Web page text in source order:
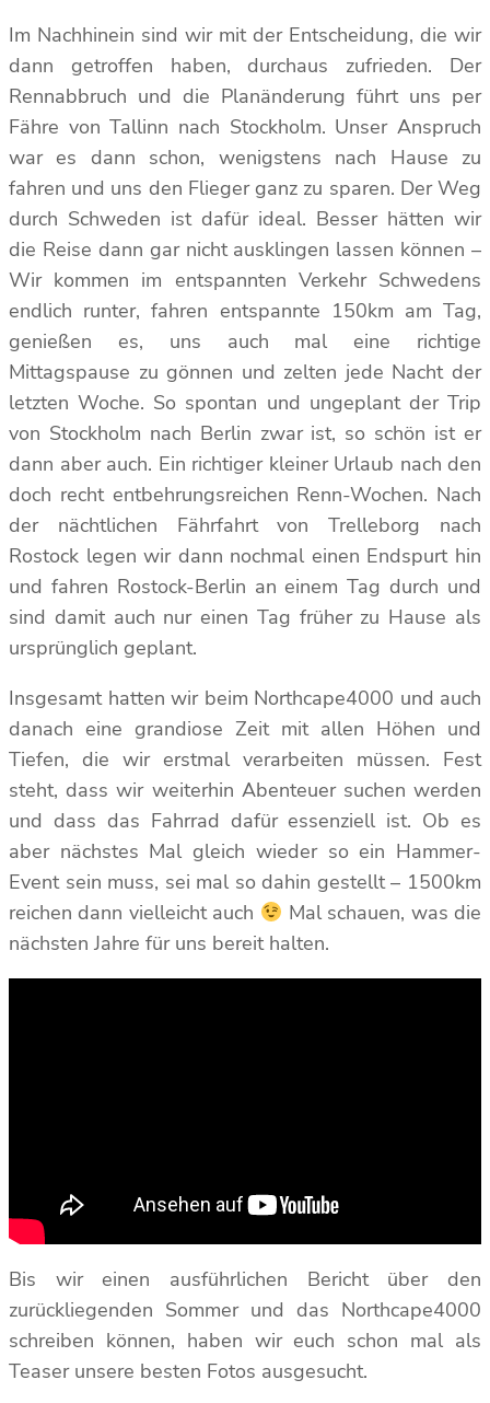
Im Nachhinein sind wir mit der Entscheidung, die wir
dann getroffen haben, durchaus zufrieden. Der
Rennabbruch und die Planänderung führt uns per
Fähre von Tallinn nach Stockholm. Unser Anspruch
war es dann schon, wenigstens nach Hause zu
fahren und uns den Flieger ganz zu sparen. Der Weg
durch Schweden ist dafür ideal. Besser hätten wir
die Reise dann gar nicht ausklingen lassen können –
Wir kommen im entspannten Verkehr Schwedens
endlich runter, fahren entspannte 150km am Tag,
genießen es, uns auch mal eine richtige
Mittagspause zu gönnen und zelten jede Nacht der
letzten Woche. So spontan und ungeplant der Trip
von Stockholm nach Berlin zwar ist, so schön ist er
dann aber auch. Ein richtiger kleiner Urlaub nach den
doch recht entbehrungsreichen Renn-Wochen. Nach
der nächtlichen Fährfahrt von Trelleborg nach
Rostock legen wir dann nochmal einen Endspurt hin
und fahren Rostock-Berlin an einem Tag durch und
sind damit auch nur einen Tag früher zu Hause als
ursprünglich geplant.
Insgesamt hatten wir beim Northcape4000 und auch
danach eine grandiose Zeit mit allen Höhen und
Tiefen, die wir erstmal verarbeiten müssen. Fest
steht, dass wir weiterhin Abenteuer suchen werden
und dass das Fahrrad dafür essenziell ist. Ob es
aber nächstes Mal gleich wieder so ein Hammer-
Event sein muss, sei mal so dahin gestellt – 1500km
reichen dann vielleicht auch
Mal schauen, was die
nächsten Jahre für uns bereit halten.
Bis wir einen ausführlichen Bericht über den
zurückliegenden Sommer und das Northcape4000
schreiben können, haben wir euch schon mal als
Teaser unsere besten Fotos ausgesucht.